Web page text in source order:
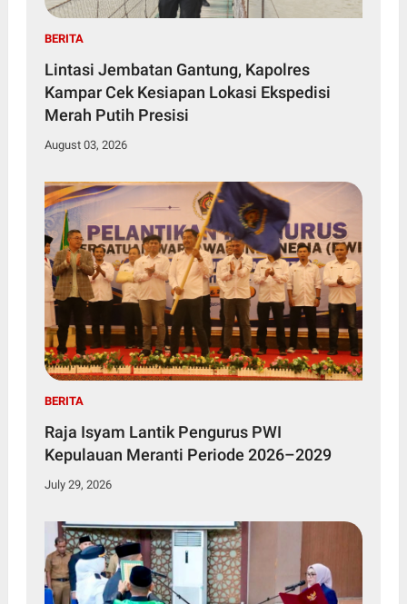
BERITA
Lintasi Jembatan Gantung, Kapolres
Kampar Cek Kesiapan Lokasi Ekspedisi
Merah Putih Presisi
August 03, 2026
BERITA
Raja Isyam Lantik Pengurus PWI
Kepulauan Meranti Periode 2026–2029
July 29, 2026